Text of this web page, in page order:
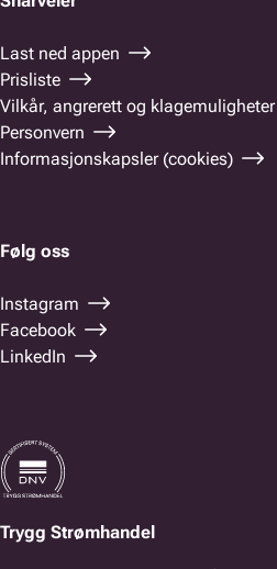
Last ned appen
Prisliste
Vilkår, angrerett og klagemuligheter
Personvern
Informasjonskapsler (cookies)
Følg oss
Instagram
Facebook
LinkedIn
Trygg Strømhandel